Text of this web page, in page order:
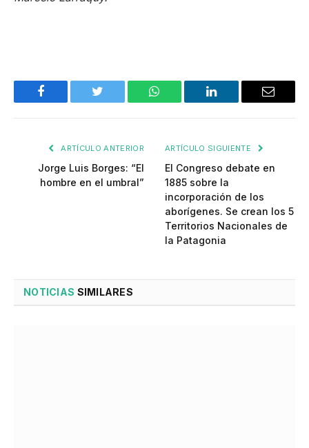
Facebook Twitter WhatsApp LinkedIn Email
ARTÍCULO ANTERIOR
Jorge Luis Borges: “El
hombre en el umbral”
ARTÍCULO SIGUIENTE
El Congreso debate en
1885 sobre la
incorporación de los
aborígenes. Se crean los 5
Territorios Nacionales de
la Patagonia
NOTICIAS SIMILARES